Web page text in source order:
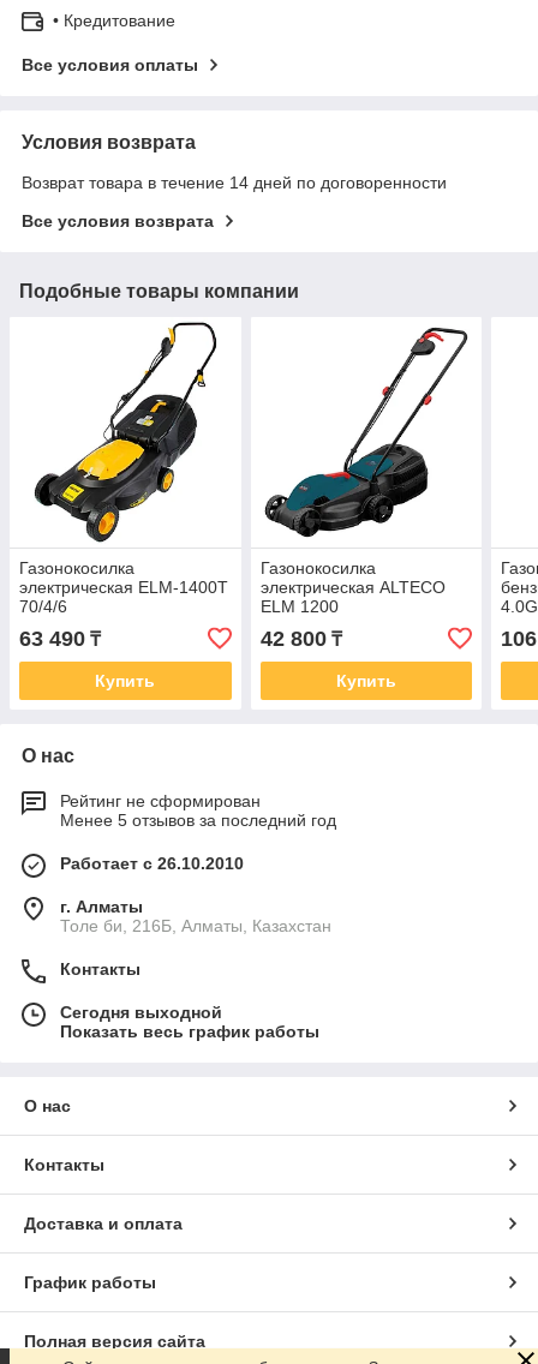
• Кредитование
Все условия оплаты
Условия возврата
Возврат товара в течение 14 дней по договоренности
Все условия возврата
Подобные товары компании
Газонокосилка
электрическая ELM-1400T
70/4/6
63 490 ₸
Купить
Газонокосилка
электрическая ALTECO
ELM 1200
42 800₸
Купить
О нас
Рейтинг не сформирован
Менее 5 отзывов за последний год
Работает с 26.10.2010
г. Алматы
Толе би, 216Б, Алматы, Казахстан
Контакты
Сегодня выходной
Показать весь график работы
О нас
Контакты
Доставка и оплата
График работы
Полная версия сайта